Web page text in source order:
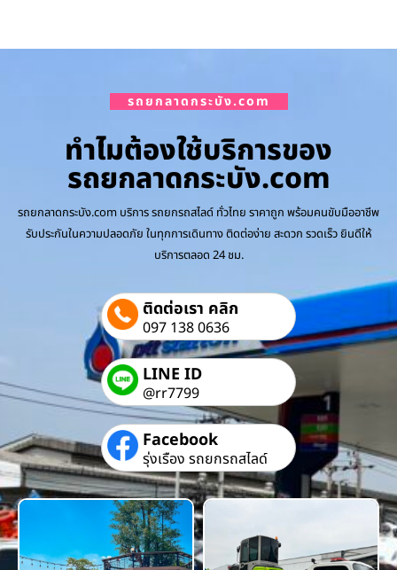
รถยกลาดกระบัง.com
ทำไมต้องใช้บริการของ
รถยกลาดกระบัง.com
รถยกลาดกระบัง.com บริการ รถยกรถสไลด์ ทั่วไทย ราคาถูก พร้อมคนขับมืออาชีพ
รับประกันในความปลอดภัย ในทุกการเดินทาง ติดต่อง่าย สะดวก รวดเร็ว ยินดีให้
บริการตลอด 24 ชม.
ติดต่อเรา คลิก
097 138 0636
LINE ID
@rr7799
Facebook
รุ่งเรือง รถยกรถสไลด์